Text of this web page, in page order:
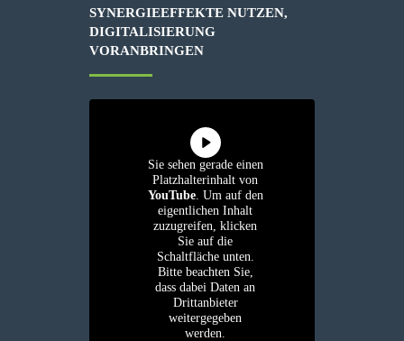
SYNERGIEEFFEKTE NUTZEN,
DIGITALISIERUNG
VORANBRINGEN
Sie sehen gerade einen
Platzhalterinhalt von
YouTube. Um auf den
eigentlichen Inhalt
zuzugreifen, klicken
Sie auf die
Schaltfläche unten.
Bitte beachten Sie,
dass dabei Daten an
Drittanbieter
weitergegeben
werden.